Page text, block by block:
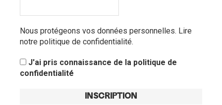
Nous protégeons vos données personnelles. Lire
notre politique de confidentialité.
J'ai pris connaissance de la politique de
confidentialité